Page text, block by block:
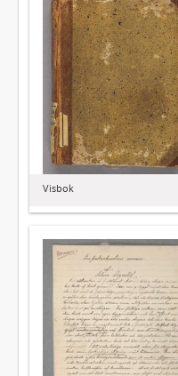
Visbok